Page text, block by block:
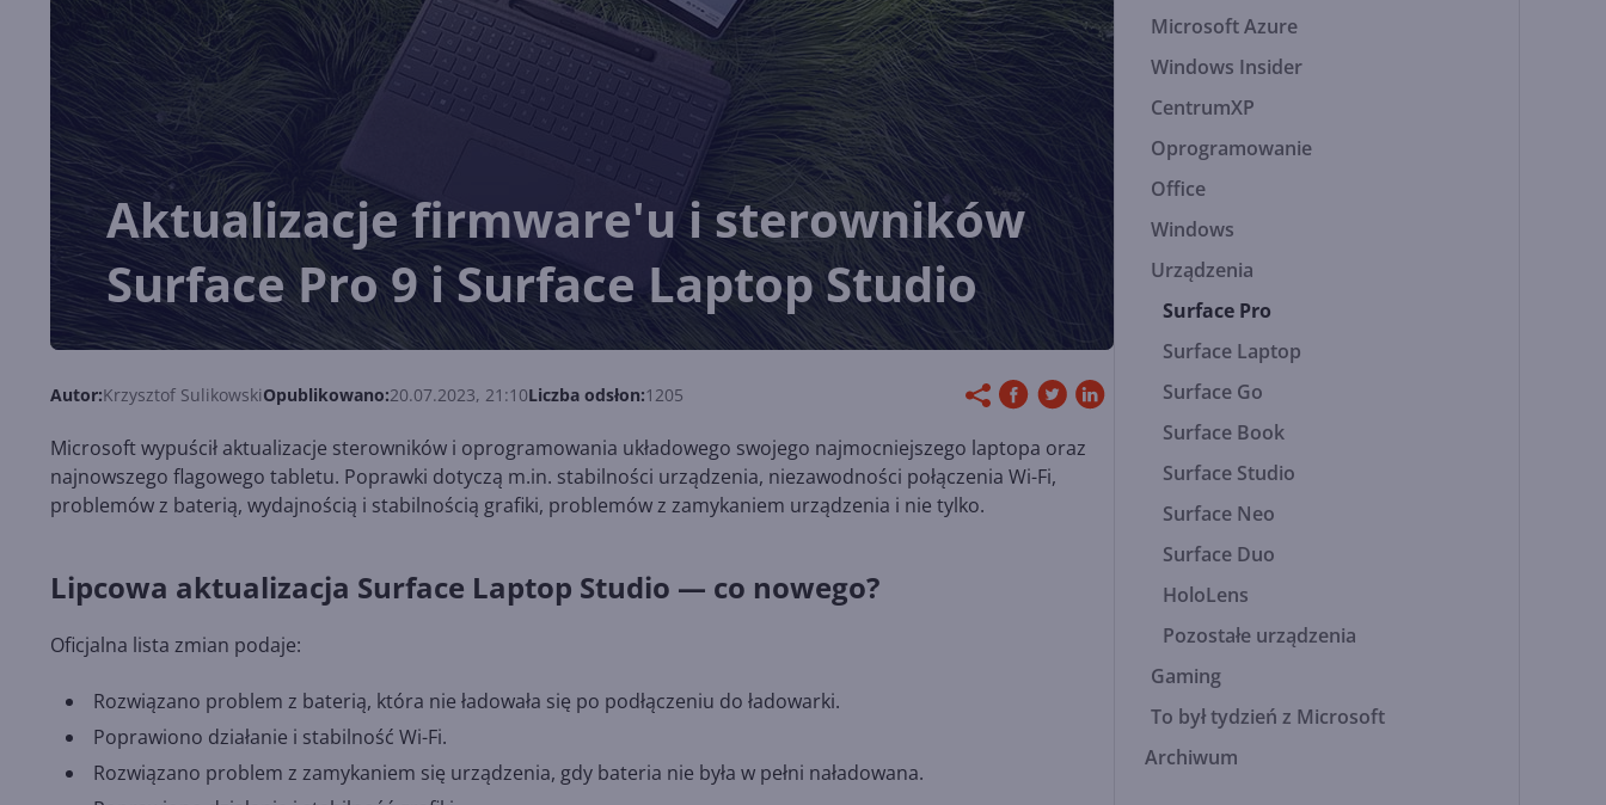
Aktualizacje firmware'u i sterowników
Surface Pro 9 i Surface Laptop Studio
Autor:Krzysztof SulikowskiOpublikowano:20.07.2023, 21:10Liczba odsłon:1205
Microsoft wypuścił aktualizacje sterowników i oprogramowania układowego swojego najmocniejszego laptopa oraz
najnowszego flagowego tabletu. Poprawki dotyczą m.in. stabilności urządzenia, niezawodności połączenia Wi-Fi,
problemów z baterią, wydajnością i stabilnością grafiki, problemów z zamykaniem urządzenia i nie tylko.
Lipcowa aktualizacja Surface Laptop Studio — co nowego?
Oficjalna lista zmian podaje:
Rozwiązano problem z baterią, która nie ładowała się po podłączeniu do ładowarki.
Poprawiono działanie i stabilność Wi-Fi.
Rozwiązano problem z zamykaniem się urządzenia, gdy bateria nie była w pełni naładowana.
Microsoft Azure
Windows Insider
CentrumXP
Oprogramowanie
Office
Windows
Urządzenia
Surface Pro
Surface Laptop
Surface Go
Surface Book
Surface Studio
Surface Neo
Surface Duo
HoloLens
Pozostałe urządzenia
Gaming
To był tydzień z Microsoft
Archiwum